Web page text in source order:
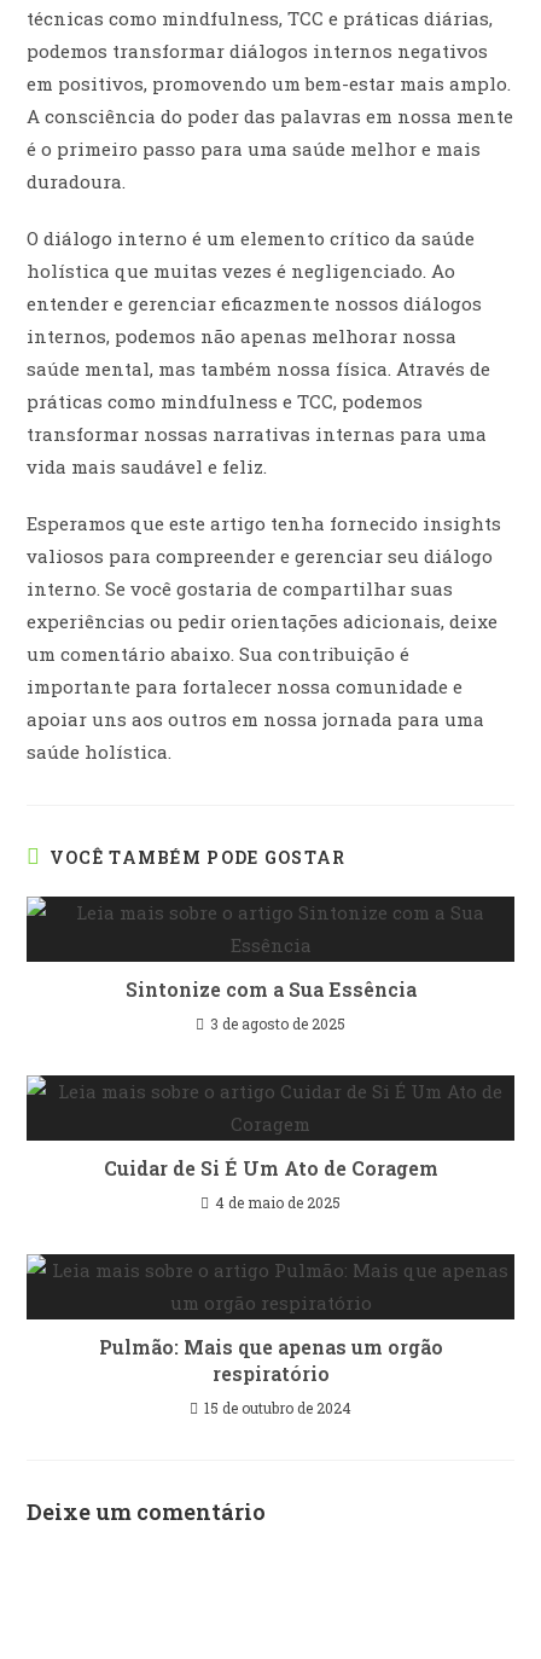
técnicas como mindfulness, TCC e práticas diárias,
podemos transformar diálogos internos negativos
em positivos, promovendo um bem-estar mais amplo.
A consciência do poder das palavras em nossa mente
é o primeiro passo para uma saúde melhor e mais
duradoura.
O diálogo interno é um elemento crítico da saúde
holística que muitas vezes é negligenciado. Ao
entender e gerenciar eficazmente nossos diálogos
internos, podemos não apenas melhorar nossa
saúde mental, mas também nossa física. Através de
práticas como mindfulness e TCC, podemos
transformar nossas narrativas internas para uma
vida mais saudável e feliz.
Esperamos que este artigo tenha fornecido insights
valiosos para compreender e gerenciar seu diálogo
interno. Se você gostaria de compartilhar suas
experiências ou pedir orientações adicionais, deixe
um comentário abaixo. Sua contribuição é
importante para fortalecer nossa comunidade e
apoiar uns aos outros em nossa jornada para uma
saúde holística.
VOCÊ TAMBÉM PODE GOSTAR
Sintonize com a Sua Essência
3 de agosto de 2025
Cuidar de Si É Um Ato de Coragem
4 de maio de 2025
Pulmão: Mais que apenas um orgão
respiratório
15 de outubro de 2024
Deixe um comentário